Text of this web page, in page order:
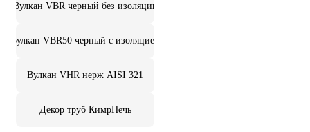
Вулкан VBR черный без изоляции
Вулкан VBR50 черный с изоляцией
Вулкан VHR нерж AISI 321
Декор труб КимрПечь